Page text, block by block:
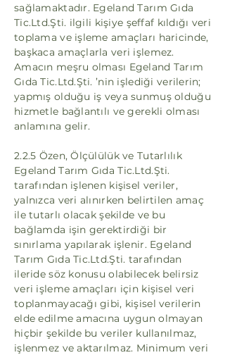
sağlamaktadır. Egeland Tarım Gıda
Tic.Ltd.Şti. ilgili kişiye şeffaf kıldığı veri
toplama ve işleme amaçları haricinde,
başkaca amaçlarla veri işlemez.
Amacın meşru olması Egeland Tarım
Gıda Tic.Ltd.Şti. ’nin işlediği verilerin;
yapmış olduğu iş veya sunmuş olduğu
hizmetle bağlantılı ve gerekli olması
anlamına gelir.
2.2.5 Özen, Ölçülülük ve Tutarlılık
Egeland Tarım Gıda Tic.Ltd.Şti.
tarafından işlenen kişisel veriler,
yalnızca veri alınırken belirtilen amaç
ile tutarlı olacak şekilde ve bu
bağlamda işin gerektirdiği bir
sınırlama yapılarak işlenir. Egeland
Tarım Gıda Tic.Ltd.Şti. tarafından
ileride söz konusu olabilecek belirsiz
veri işleme amaçları için kişisel veri
toplanmayacağı gibi, kişisel verilerin
elde edilme amacına uygun olmayan
hiçbir şekilde bu veriler kullanılmaz,
işlenmez ve aktarılmaz. Minimum veri